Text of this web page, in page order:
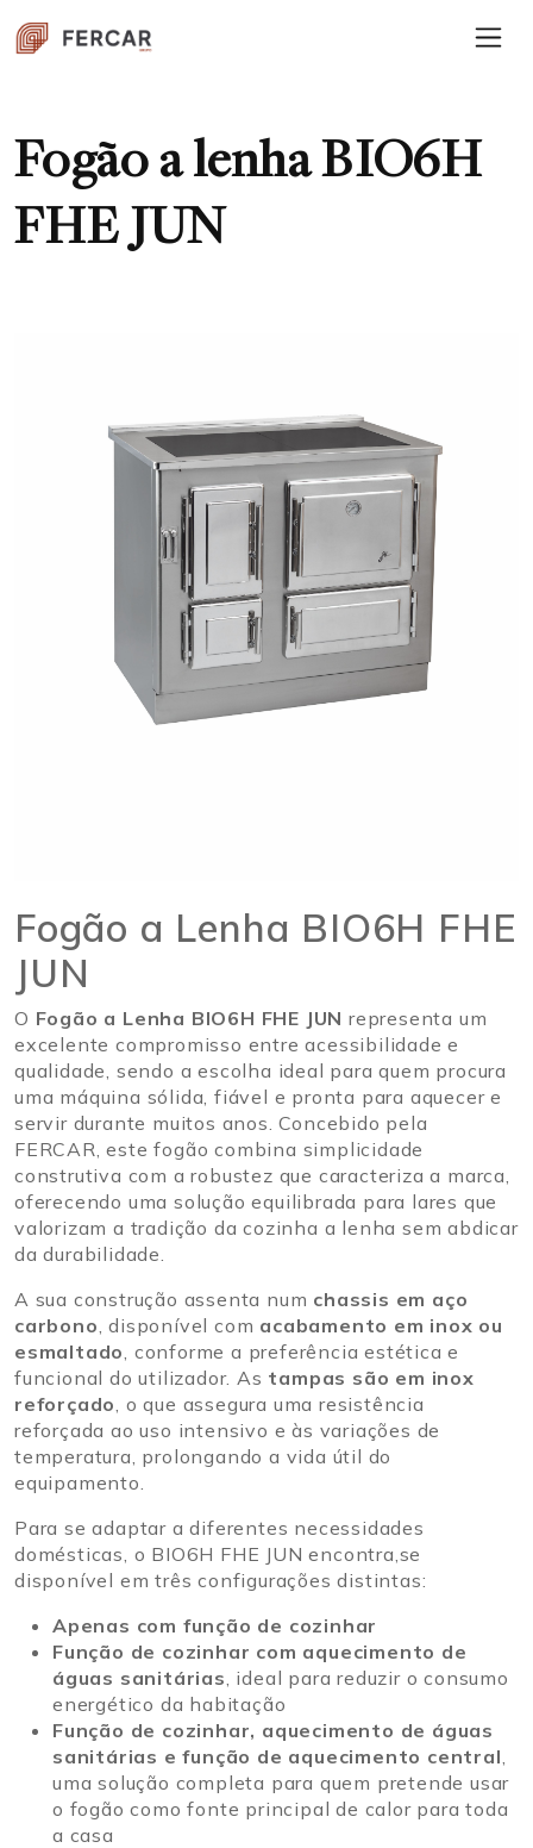
Fogão a lenha BIO6H
FHE JUN
Fogão a Lenha BIO6H FHE
JUN
O Fogão a Lenha BIO6H FHE JUN representa um
excelente compromisso entre acessibilidade e
qualidade, sendo a escolha ideal para quem procura
uma máquina sólida, fiável e pronta para aquecer e
servir durante muitos anos. Concebido pela
FERCAR, este fogão combina simplicidade
construtiva com a robustez que caracteriza a marca,
oferecendo uma solução equilibrada para lares que
valorizam a tradição da cozinha a lenha sem abdicar
da durabilidade.
A sua construção assenta num chassis em aço
carbono , disponível com acabamento em inox ou
esmaltado , conforme a preferência estética e
funcional do utilizador. As tampas são em inox
reforçado , o que assegura uma resistência
reforçada ao uso intensivo e às variações de
temperatura, prolongando a vida útil do
equipamento.
Para se adaptar a diferentes necessidades
domésticas, o BIO6H FHE JUN encontra,se
disponível em três configurações distintas:
Apenas com função de cozinhar
Função de cozinhar com aquecimento de
águas sanitárias , ideal para reduzir o consumo
energético da habitação
Função de cozinhar, aquecimento de águas
sanitárias e função de aquecimento central
uma solução completa para quem pretende usar
o fogão como fonte principal de calor para toda
a casa